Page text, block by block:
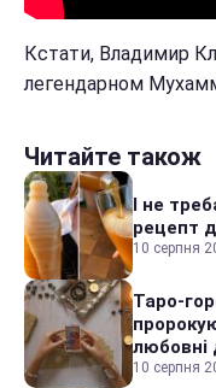
Кстати, Владимир
легендарном
Читайте також
І не
рецепт
10 серпня
Таро-
любовні
10 серпня